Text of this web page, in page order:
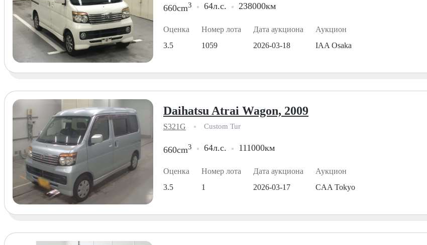
660cm3 64л.с. 238000км
Оценка
3.5
Номер лота
1059
Дата аукциона
2026-03-18
Аукцион
IAA Osaka
Daihatsu Atrai Wagon, 2009
S321G Custom Tur
660cm3 64л.с. 111000км
Оценка
3.5
Номер лота
1
Дата аукциона
2026-03-17
Аукцион
CAA Tokyo